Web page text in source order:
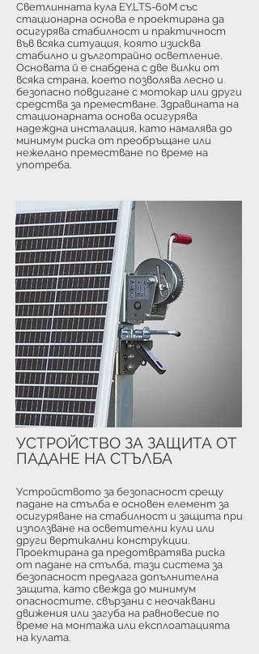
Светлинната кула EY.LTS-60M със
стационарна основа е проектирана да
осигурява стабилност и практичност
във всяка ситуация, която изисква
стабилно и дълготрайно осветление.
Основата й е снабдена с две вилки от
всяка страна, което позволява лесно и
безопасно повдигане с мотокар или други
средства за преместване. Здравината на
стационарната основа осигурява
надеждна инсталация, като намалява до
минимум риска от преобръщане или
нежелано преместване по време на
употреба.
Устройството за безопасност срещу
падане на стълба е основен елемент за
осигуряване на стабилност и защита при
използване на осветителни кули или
други вертикални конструкции.
Проектирана да предотвратява риска
от падане на стълба, тази система за
безопасност предлага допълнителна
защита, като свежда до минимум
опасностите, свързани с неочаквани
движения или загуба на равновесие по
време на монтажа или експлоатацията
на кулата.
УСТРОЙСТВО ЗА ЗАЩИТА ОТ
ПАДАНЕ НА СТЪЛБА